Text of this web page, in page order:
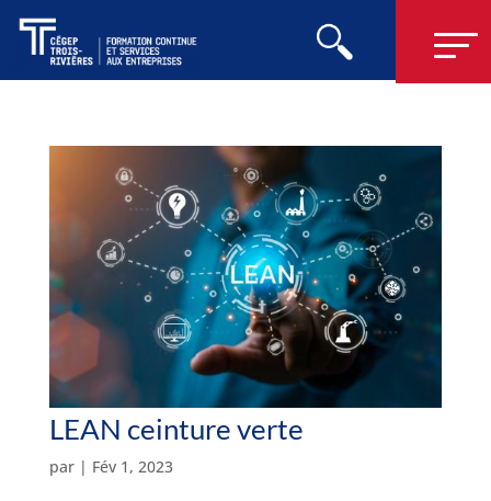
LEAN ceinture verte
par | Fév 1, 2023